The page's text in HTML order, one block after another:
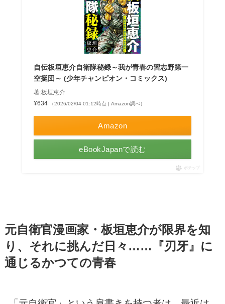
自伝板垣恵介自衛隊秘録～我が青春の習志野第一
空挺団～ (少年チャンピオン・コミックス)
著:板垣恵介
¥634
（2026/02/04 01:12時点 | Amazon調べ）
Amazon
eBookJapanで読む
ポチップ
元自衛官漫画家・板垣恵介が限界を知
り、それに挑んだ日々……『刃牙』に
通じるかつての青春